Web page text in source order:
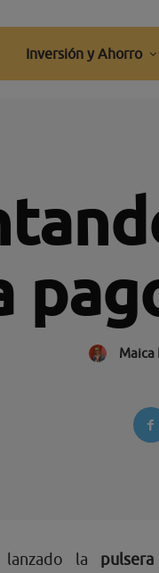
Inversión y Ahorro
Maica
lanzado la